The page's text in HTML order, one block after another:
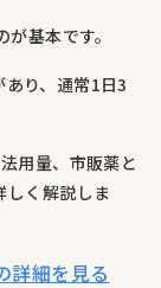
基本です。
り、通常1日3
用量、市販薬と
しく解説しま
詳細を見る